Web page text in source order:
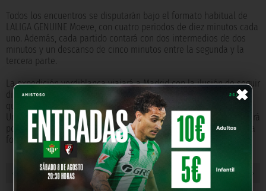
×
Todos los encuentros se disputarán bajo el formato habitual de
LALIGA GENUINE Moeve, con cuatro periodos de diez minutos cada
uno. Además, cada partido contará con dos intermedios de dos
minutos y un descanso de cinco minutos entre la segunda y la
tercera parte.
La expedición verdiblanca viajará a Madrid con la ilusión de seguir
disfrutando de una experiencia única y de cerrar una temporada
que ya es referente dentro del proyecto Genuine del Real Betis.
Un fin de semana cargado de emoción en el que el equipo buscará
poner el mejor broche posible a un año que, pase lo que pase, ya
forma parte de la historia de la entidad.
« NOTICIA ANTERIOR NOTICIA SIGUIENTE »